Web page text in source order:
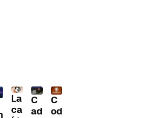
La
ca
C
ad
C
od